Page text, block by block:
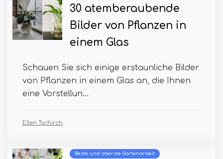
30 atemberaubende
Bilder von Pflanzen in
einem Glas
Schauen Sie sich einige erstaunliche Bilder
von Pflanzen in einem Glas an, die Ihnen
eine Vorstellun...
Ellen Tschirch
Beste und oberste Gartenarbeit